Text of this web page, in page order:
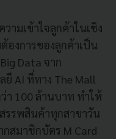
ามเข้าใจลูกค้าในเชิง
องการของลูกค้าเป็น
Data จาก
ยี AI ที่ทาง The Mall
า 100 ล้านบาท ทำให้
รรพสินค้าทุกสาขาวัน
สมาชิกบัตร M Card